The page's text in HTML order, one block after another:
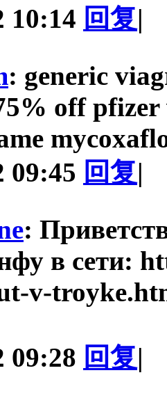
10:14 回复|
: generic
off
09:45 回复|
:
в сети:
v-
09:28 回复|